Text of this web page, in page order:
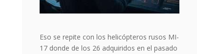
Eso se repite con los helicópteros rusos MI-
17 donde de los 26 adquiridos en el pasado